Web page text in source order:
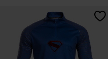
5 sobre 5 de valoración de clientes